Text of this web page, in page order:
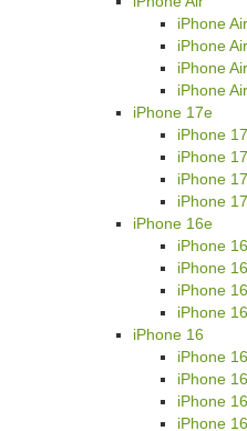
iPhone
iPhone
iPhone
iPhone
iPhone 17e
iPhone
iPhone
iPhone
iPhone
iPhone 16e
iPhone
iPhone
iPhone
iPhone
iPhone 16
iPhone
iPhone
iPhone
iPhone